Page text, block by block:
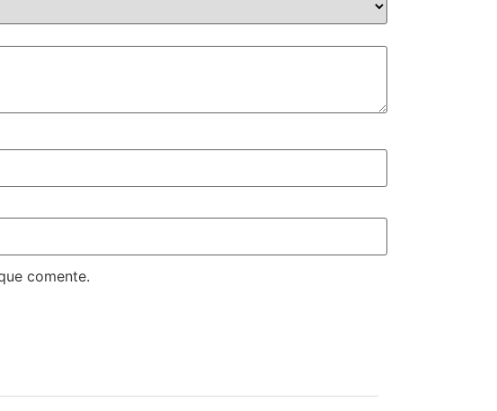
comente.